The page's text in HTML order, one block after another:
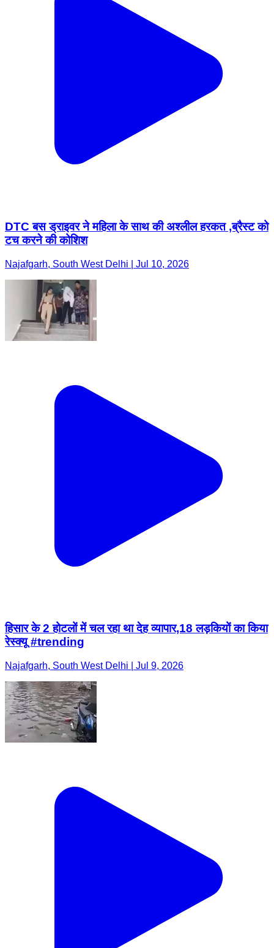
DTC बस ड्राइवर ने महिला के साथ की अश्लील हरकत ,ब्रैस्ट को
टच करने की कोशिश
Najafgarh, South West Delhi | Jul 10, 2026
हिसार के 2 होटलों में चल रहा था देह व्यापार,18 लड़कियों का किया
रेस्क्यू #trending
Najafgarh, South West Delhi | Jul 9, 2026